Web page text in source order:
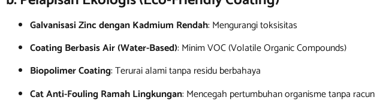
Galvanisasi Zinc dengan Kadmium Rendah: Mengurangi toksisitas
Coating Berbasis Air (Water-Based): Minim VOC (Volatile Organic Compounds)
Biopolimer Coating: Terurai alami tanpa residu berbahaya
Cat Anti-Fouling Ramah Lingkungan: Mencegah pertumbuhan organisme tanpa racun